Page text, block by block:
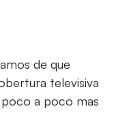
de que
televisiva
poco a poco mas